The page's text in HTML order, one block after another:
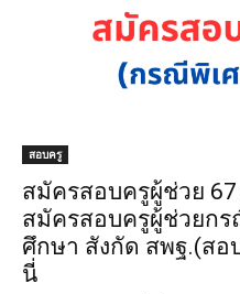
สอบครู
สมัครสอบครูผู้ช่วย
สมัครสอบครูผู้ช่วยก
ศึกษา สังกัด สพฐ.(สอ
นี่